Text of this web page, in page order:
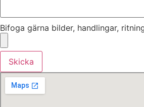
Bifoga gärna bilder, handlingar,
Skicka